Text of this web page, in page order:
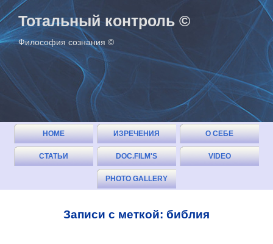
Тотальный контроль ©
Философия сознания ©
HOME ИЗРЕЧЕНИЯ О СЕБЕ
СТАТЬИ DOC.FILM'S VIDEO
PHOTO GALLERY
Записи с меткой: библия